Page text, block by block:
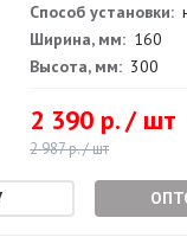
Способ установки:
Ширина, мм: 160
Высота, мм: 300
2 390 р. / шт
2 987 р. / шт